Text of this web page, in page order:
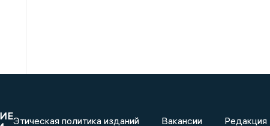
Этическая политика изданий Вакансии Редакция